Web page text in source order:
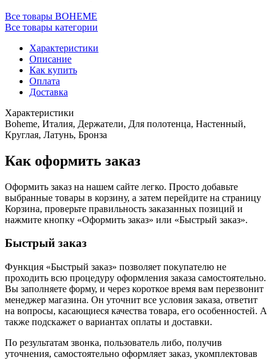
Все товары BOHEME
Все товары категории
Характеристики
Описание
Как купить
Оплата
Доставка
Характеристики
Boheme, Италия, Держатели, Для полотенца, Настенный,
Круглая, Латунь, Бронза
Как оформить заказ
Оформить заказ на нашем сайте легко. Просто добавьте
выбранные товары в корзину, а затем перейдите на страницу
Корзина, проверьте правильность заказанных позиций и
нажмите кнопку «Оформить заказ» или «Быстрый заказ».
Быстрый заказ
Функция «Быстрый заказ» позволяет покупателю не
проходить всю процедуру оформления заказа самостоятельно.
Вы заполняете форму, и через короткое время вам перезвонит
менеджер магазина. Он уточнит все условия заказа, ответит
на вопросы, касающиеся качества товара, его особенностей. А
также подскажет о вариантах оплаты и доставки.
По результатам звонка, пользователь либо, получив
уточнения, самостоятельно оформляет заказ, укомплектовав